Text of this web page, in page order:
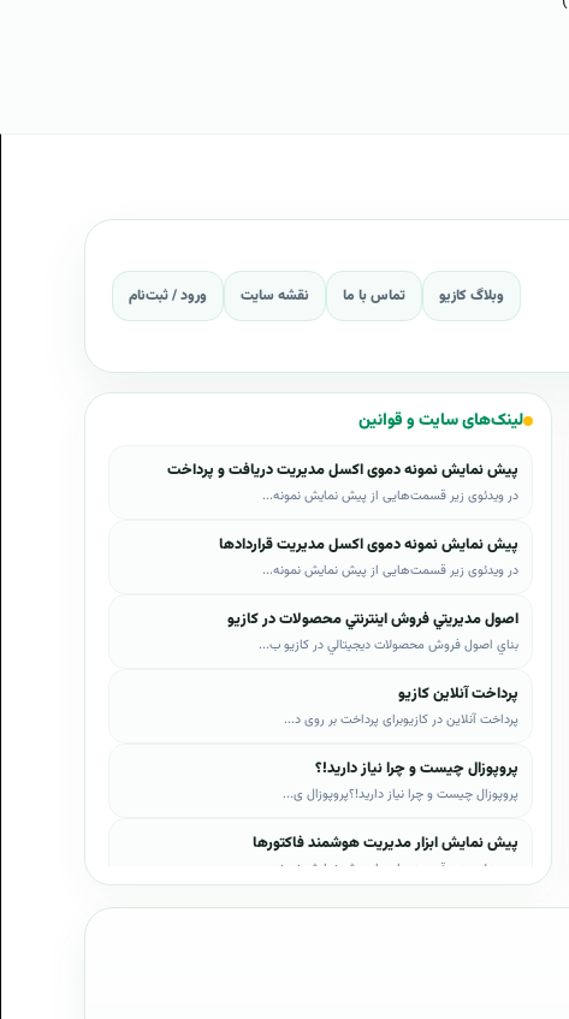
وبلاگ کازیو تماس با ما نقشه سایت ورود / ثبت‌نام
لینک‌های سایت و قوانین
پیش نمایش نمونه دموی اکسل مدیریت دریافت و پرداخت
در ویدئوی زیر قسمت‌هایی از پیش نمایش نمونه...
پیش نمایش نمونه دموی اکسل مدیریت قراردادها
در ویدئوی زیر قسمت‌هایی از پیش نمایش نمونه...
اصول مديريتي فروش اينترنتي محصولات در کازيو
بناي اصول فروش محصولات ديجيتالي در کازيو ب...
پرداخت آنلاین کازیو
پرداخت آنلاین در کازیوبرای پرداخت بر روی د...
پروپوزال چیست و چرا نیاز دارید!؟
پروپوزال چیست و چرا نیاز دارید!؟پروپوزال ی...
پیش نمایش ابزار مدیریت هوشمند فاکتورها
در ویدئوی زیر قسمت‌هایی از پیش نمایش نمونه...